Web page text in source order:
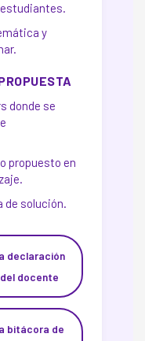
y
donde se
propuesto en
de solución.
declaración
docente
bitácora de